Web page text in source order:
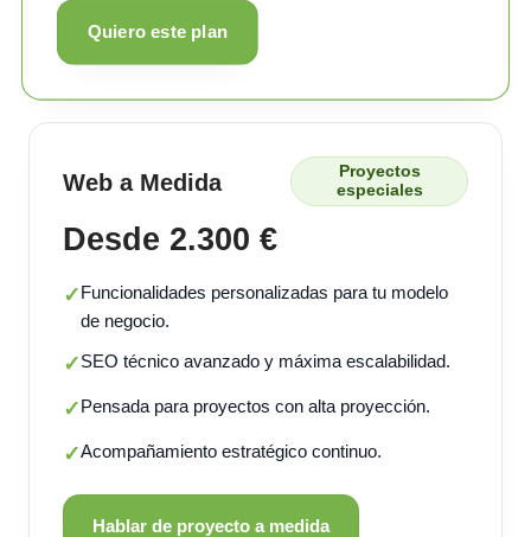
Quiero este plan
Web a Medida
Proyectos
especiales
Desde 2.300 €
✓Funcionalidades personalizadas para tu modelo
de negocio.
✓SEO técnico avanzado y máxima escalabilidad.
✓Pensada para proyectos con alta proyección.
✓Acompañamiento estratégico continuo.
Hablar de proyecto a medida